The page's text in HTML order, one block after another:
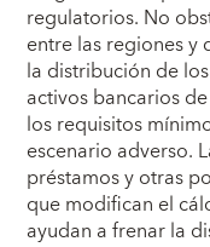
regulatorios. No
entre las regiones y
la distribución de
activos bancarios
los requisitos
escenario adverso.
préstamos y otras
que modifican el
ayudan a frenar la